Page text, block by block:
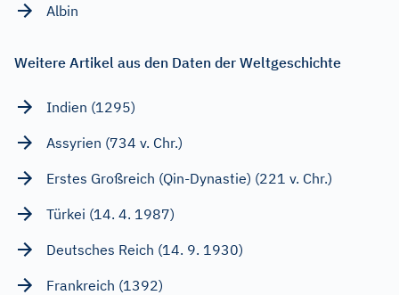
Albin
Weitere Artikel aus den Daten der Weltgeschichte
Indien (1295)
Assyrien (734 v. Chr.)
Erstes Großreich (Qin-Dynastie) (221 v. Chr.)
Türkei (14. 4. 1987)
Deutsches Reich (14. 9. 1930)
Frankreich (1392)